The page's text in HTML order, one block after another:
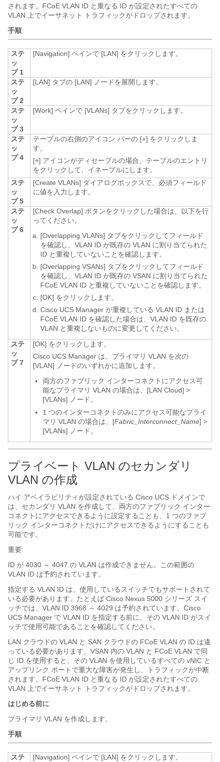
されます。FCoE VLAN ID と重なる ID が設定されたすべての
VLAN 上でイーサネット トラフィックがドロップされます。
手順
ステ
ッ
プ 1
[Navigation] ペインで [LAN] をクリックします。
ステ
ッ
プ 2
[LAN] タブの [LAN] ノードを展開します。
ステ
ッ
プ 3
[Work] ペインで [VLANs] タブをクリックします。
ステ
ッ
プ 4
テーブルの右側のアイコン バーの [+] をクリックしま
す。
[+] アイコンがディセーブルの場合、テーブルのエントリ
をクリックして、イネーブルにします。
ステ
ッ
プ 5
[Create VLANs] ダイアログボックスで、必須フィールド
に値を入力します。
ステ
ッ
プ 6
[Check Overlap] ボタンをクリックした場合は、以下を行
ってください。
[Overlapping VLANs] タブをクリックしてフィールド
を確認し、VLAN ID が既存の VLAN に割り当てられた
ID と重複していないことを確認します。
[Overlapping VSANs] タブをクリックしてフィールド
を確認し、VLAN ID が既存の VSAN に割り当てられた
FCoE VLAN ID と重複していないことを確認します。
[OK] をクリックします。
Cisco UCS Manager が重複している VLAN ID または
FCoE VLAN ID を確認した場合は、VLAN ID を既存の
VLAN と重複しないものに変更してください。
ステ
ッ
プ 7
[OK] をクリックします。
Cisco UCS Manager は、プライマリ VLAN を次の
[VLAN] ノードのいずれかに追加します。
両方のファブリック インターコネクトにアクセス可
能なプライマリ VLAN の場合は、 [LAN Cloud] >
[VLANs] ノード。
1 つのインターコネクトのみにアクセス可能なプライ
マリ VLAN の場合は、 [Fabric_Interconnect_Name] >
[VLANs] ノード。
プライベート VLAN のセカンダリ
VLAN の作成
ハイ アベイラビリティが設定されている Cisco UCS ドメインで
は、セカンダリ VLAN を作成して、両方のファブリック インター
コネクトにアクセスできるように設定することも、1 つのファブ
リック インターコネクトだけにアクセスできるようにすることも
可能です。
重要:
ID が 4030 ～ 4047 の VLAN は作成できません。この範囲の
VLAN ID は予約されています。
指定する VLAN ID は、使用しているスイッチでもサポートされて
いる必要があります。たとえば Cisco Nexus 5000 シリーズ スイ
ッチでは、VLAN ID 3968 ～ 4029 は予約されています。 Cisco
UCS Manager で VLAN ID を指定する前に、その VLAN ID がスイ
ッチで使用可能であることを確認してください。
LAN クラウドの VLAN と SAN クラウドの FCoE VLAN の ID は違
っている必要があります。VSAN 内の VLAN と FCoE VLAN で同
じ ID を使用すると、その VLAN を使用しているすべての vNIC と
アップリンク ポートで重大な障害が発生し、トラフィックが中断
されます。FCoE VLAN ID と重なる ID が設定されたすべての
VLAN 上でイーサネット トラフィックがドロップされます。
はじめる前に
プライマリ VLAN を作成します。
手順
ステ
[Navigation] ペインで [LAN] をクリックします。